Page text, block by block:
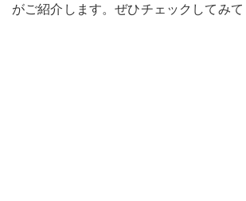
がご紹介します。ぜひチェックしてみて